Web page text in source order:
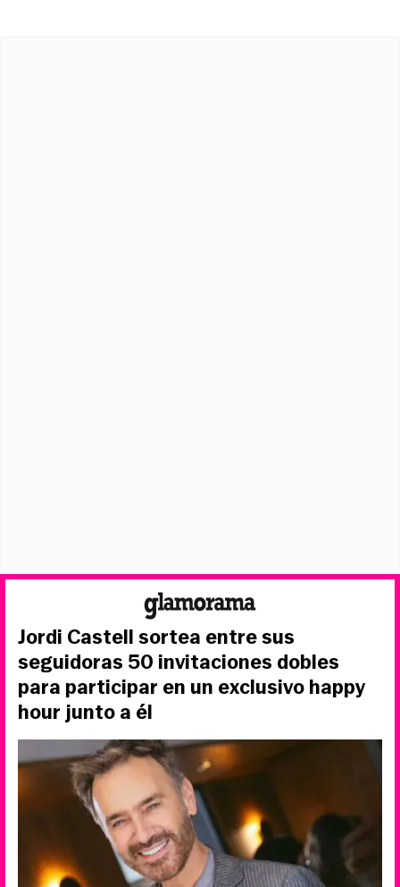
Jordi Castell sortea entre sus
seguidoras 50 invitaciones dobles
para participar en un exclusivo happy
hour junto a él